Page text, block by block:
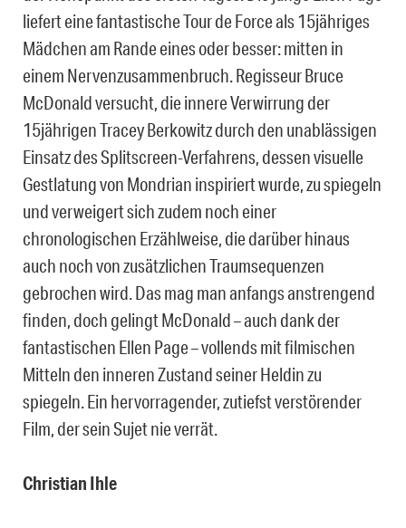
liefert eine fantastische Tour de Force als 15jähriges
Mädchen am Rande eines oder besser: mitten in
einem Nervenzusammenbruch. Regisseur Bruce
McDonald versucht, die innere Verwirrung der
15jährigen Tracey Berkowitz durch den unablässigen
Einsatz des Splitscreen-Verfahrens, dessen visuelle
Gestlatung von Mondrian inspiriert wurde, zu spiegeln
und verweigert sich zudem noch einer
chronologischen Erzählweise, die darüber hinaus
auch noch von zusätzlichen Traumsequenzen
gebrochen wird. Das mag man anfangs anstrengend
finden, doch gelingt McDonald – auch dank der
fantastischen Ellen Page – vollends mit filmischen
Mitteln den inneren Zustand seiner Heldin zu
spiegeln. Ein hervorragender, zutiefst verstörender
Film, der sein Sujet nie verrät.
Christian Ihle